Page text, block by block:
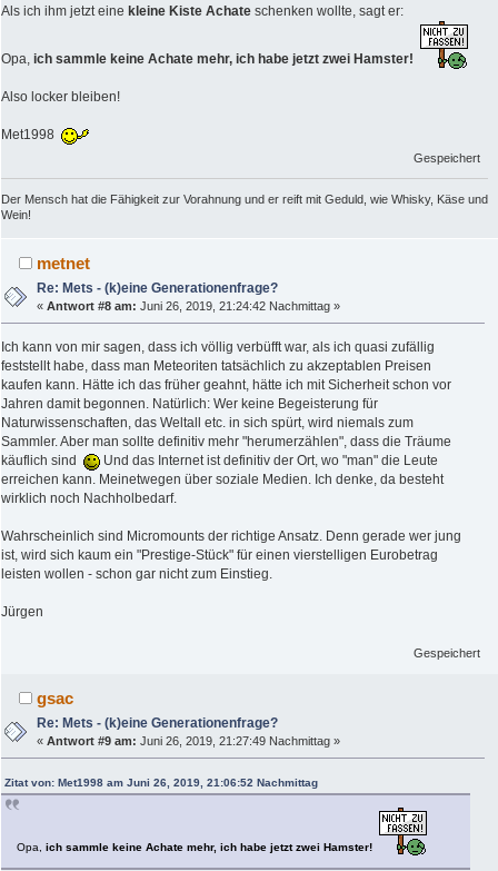
Als ich ihm jetzt eine kleine Kiste Achate schenken wollte, sagt er:
Opa, ich sammle keine Achate mehr, ich habe jetzt zwei Hamster!
Also locker bleiben!
Met1998
Gespeichert
Der Mensch hat die Fähigkeit zur Vorahnung und er reift mit Geduld, wie Whisky, Käse und
Wein!
metnet
Re: Mets - (k)eine Generationenfrage?
«Antwort #8 am: Juni 26, 2019, 21:24:42 Nachmittag »
Ich kann von mir sagen, dass ich völlig verbüfft war, als ich quasi zufällig
feststellt habe, dass man Meteoriten tatsächlich zu akzeptablen Preisen
kaufen kann. Hätte ich das früher geahnt, hätte ich mit Sicherheit schon vor
Jahren damit begonnen. Natürlich: Wer keine Begeisterung für
Naturwissenschaften, das Weltall etc. in sich spürt, wird niemals zum
Sammler. Aber man sollte definitiv mehr "herumerzählen", dass die Träume
käuflich sind
Und das Internet ist definitiv der Ort, wo "man" die Leute
erreichen kann. Meinetwegen über soziale Medien. Ich denke, da besteht
wirklich noch Nachholbedarf.
Wahrscheinlich sind Micromounts der richtige Ansatz. Denn gerade wer jung
ist, wird sich kaum ein "Prestige-Stück" für einen vierstelligen Eurobetrag
leisten wollen - schon gar nicht zum Einstieg.
Jürgen
Gespeichert
gsac
Re: Mets - (k)eine Generationenfrage?
«Antwort #9 am: Juni 26, 2019, 21:27:49 Nachmittag »
Zitat von: Met1998 am Juni 26, 2019, 21:06:52 Nachmittag
Opa, ich sammle keine Achate mehr, ich habe jetzt zwei Hamster!